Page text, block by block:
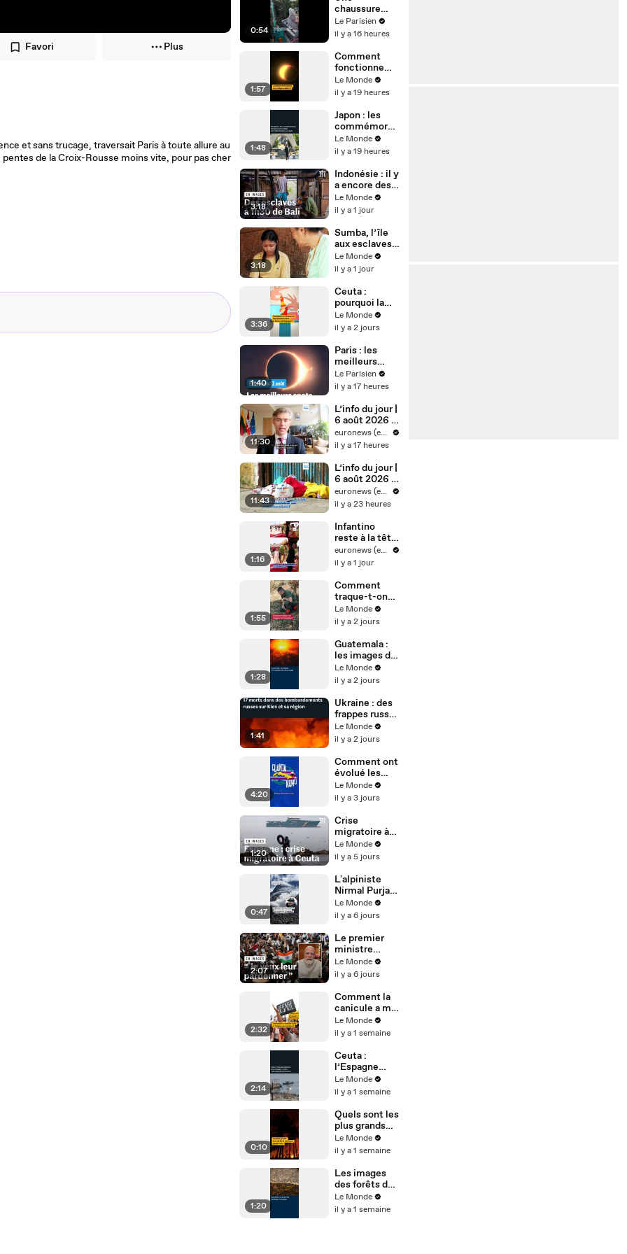
Favori Plus
et sans trucage, traversait Paris à toute allure au
de la Croix-Rousse moins vite, pour pas cher
Maghnes
Akliouche
0:54
chaussure
rattrapée en
plein vol dans
russes
Le Parisien
il y a 16 heures
1:57
Comment
fonctionne
une éclipse
solaire ?
Le Monde
il y a 19 heures
1:48
Japon : les
commémorati
ons
d’Hiroshima
le débat sur
l’arme
nucléaire
Le Monde
il y a 19 heures
3:18
Indonésie : il y
a encore des
esclaves sur
cette île à
Le Monde
il y a 1 jour
3:18
Sumba, l’île
aux esclaves
indonésienne
Le Monde
il y a 1 jour
3:36
Ceuta :
pourquoi la
crise
migratoire
les relations
diplomatiques
entre le
Maroc et
l’Espagne ?
Le Monde
il y a 2 jours
1:40
Paris : les
meilleurs
spots pour
voir l'éclipse
août
Le Parisien
il y a 17 heures
11:30
L’info du jour |
6 août 2026 -
Soir
euronews (en français)
il y a 17 heures
11:43
L’info du jour |
6 août 2026 -
Mi-journéeeuronews (en français)
il y a 23 heures
1:16
Infantino
reste à la tête
de la FIFA
après une
crise
euronews (en français)
il y a 1 jour
1:55
Comment
traque-t-on
l’origine des
incendies ?
Le Monde
il y a 2 jours
1:28
Guatemala :
les images de
l’éruption du
volcan Fuego
Le Monde
il y a 2 jours
1:41
Ukraine : des
frappes russes
font au moins
17 morts à
ses environs,
des entrepôts
touchés
Le Monde
il y a 2 jours
4:20
Comment ont
évolué les
relations
entre les
Cuba ?
Le Monde
il y a 3 jours
1:20
Crise
migratoire à
Ceuta : au
moins 72
Le Monde
il y a 5 jours
0:47
L'alpiniste
Nirmal Purja
est mort dans
une avalanche
Le Monde
il y a 6 jours
2:07
Le premier
ministre
indien Modi
s'adresse aux
manifestants
Le Monde
il y a 6 jours
2:32
Comment la
canicule a mis
la Tunisie
sous tension ?
Le Monde
il y a 1 semaine
2:14
Ceuta :
l’Espagne
dénonce une
« attaque »
intégrité
territoriale »
Le Monde
il y a 1 semaine
0:10
Quels sont les
plus grands
feux de forêt
en France
Le Monde
il y a 1 semaine
1:20
Les images
des forêts des
Landes et de
Fontainebleau
Le Monde
il y a 1 semaine